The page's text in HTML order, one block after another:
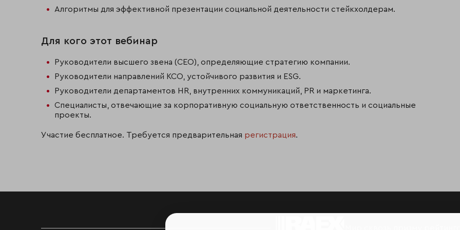
Алгоритмы для эффективной презентации социальной деятельности стейкхолдерам.
Для кого этот вебинар
Руководители высшего звена (CEO), определяющие стратегию компании.
Руководители направлений КСО, устойчивого развития и ESG.
Руководители департаментов HR, внутренних коммуникаций, PR и маркетинга.
Специалисты, отвечающие за корпоративную социальную ответственность и социальные
проекты.
Участие бесплатное. Требуется предварительная регистрация.